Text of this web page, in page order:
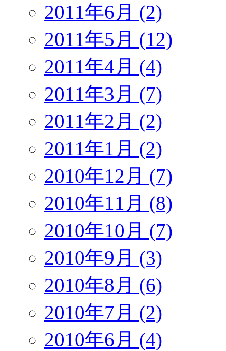
2011年6月 (2)
2011年5月 (12)
2011年4月 (4)
2011年3月 (7)
2011年2月 (2)
2011年1月 (2)
2010年12月 (7)
2010年11月 (8)
2010年10月 (7)
2010年9月 (3)
2010年8月 (6)
2010年7月 (2)
2010年6月 (4)